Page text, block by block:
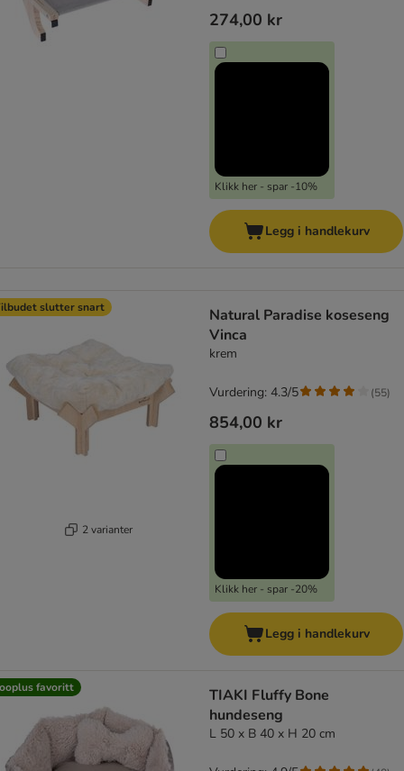
274,00 kr
Klikk her - spar -10%
Legg i handlekurv
slutter snart
2 varianter
Natural Paradise koseseng
Vinca
krem
854,00 kr
Klikk her - spar -20%
Vurdering: 4.3/5 (55)
Legg i handlekurv
favoritt
TIAKI Fluffy Bone
hundeseng
L 50 x B 40 x H 20 cm